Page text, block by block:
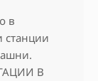
в
В